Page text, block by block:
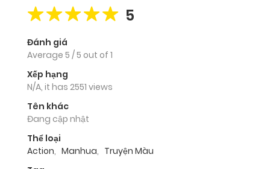
5
Đánh giá
Average 5 /5 out of 1
Xếp hạng
N/A, it has 2551 views
Tên khác
Đang cập nhật
Thể loại
Action, Manhua, Truyện Màu